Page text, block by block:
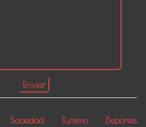
Sociedad Turismo
Deportes